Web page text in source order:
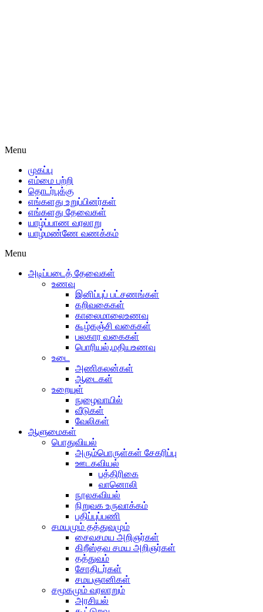
Menu
முகப்பு
எம்மை பற்றி
தொடர்புக்கு
எங்களது உறுப்பினர்கள்
எங்களது தேவைகள்
யாழ்ப்பாண வரலாறு
யாழ்மண்ணே வணக்கம்
Menu
அடிப்படைத் தேவைகள்
உணவு
இனிப்புப் பட்சணங்கள்
கறிவகைகள்
காலைமாலைஉணவு
கூழ்கஞ்சி வகைகள்
பலகார வகைகள்
பொரியல்,மதியஉணவு
உடை
அணிகலன்கள்
ஆடைகள்
உறையுள்
நுழைவாயில்
வீடுகள்
வேலிகள்
ஆளுமைகள்
பொதுவியல்
அரும்பொருள்கள் சேகரிப்பு
ஊடகவியல்
பத்திரிகை
வானொலி
நூலகவியல்
நிறுவக உருவாக்கம்
பதிப்புப்பணி
சமயமும் தத்துவமும்
சைவசமய அறிஞர்கள்
கிறீஸ்தவ சமய அறிஞர்கள்
தத்துவம்
சோதிடர்கள்
சமயஞானிகள்
சமூகமும் வரலாறும்
அரசியல்